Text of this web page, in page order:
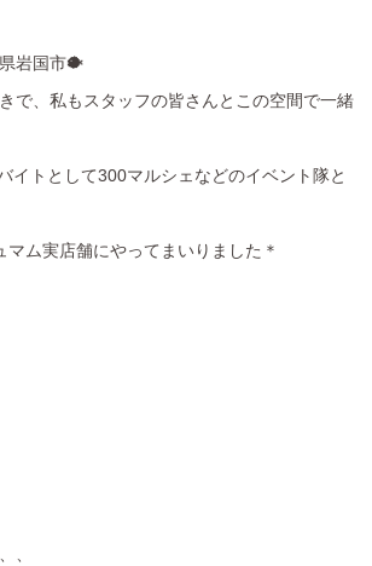
岩国市🐡
で、私もスタッフの皆さんとこの空間で一緒
イトとして300マルシェなどのイベント隊と
マム実店舗にやってまいりました＊
、